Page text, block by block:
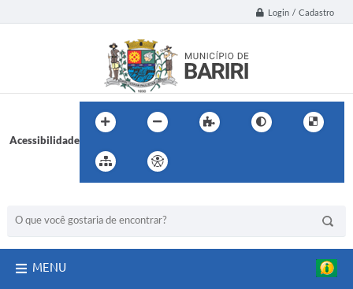
Login / Cadastro
Acessibilidade
MENU